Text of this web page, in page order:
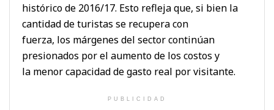
histórico de 2016/17. Esto refleja que, si bien la
cantidad de turistas se recupera con
fuerza, los márgenes del sector continúan
presionados por el aumento de los costos y
la menor capacidad de gasto real por visitante.
PUBLICIDAD